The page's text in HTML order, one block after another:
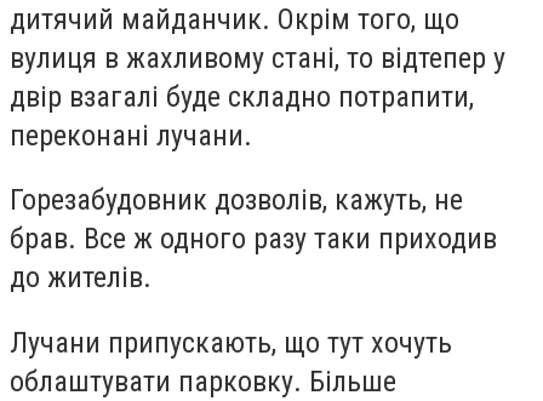
дитячий майданчик. Окрім того, що
вулиця в жахливому стані, то відтепер у
двір взагалі буде складно потрапити,
переконані лучани.
Горезабудовник дозволів, кажуть, не
брав. Все ж одного разу таки приходив
до жителів.
Лучани припускають, що тут хочуть
облаштувати парковку. Більше